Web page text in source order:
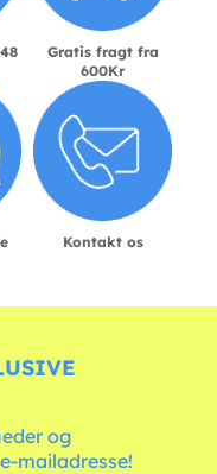
Gratis fragt fra
600Kr
Kontakt os
og
mailadresse!